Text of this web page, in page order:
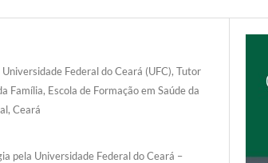
Federal do Ceará (UFC), Tutor
Família, Escola de Formação em Saúde da
Ceará
pela Universidade Federal do Ceará –